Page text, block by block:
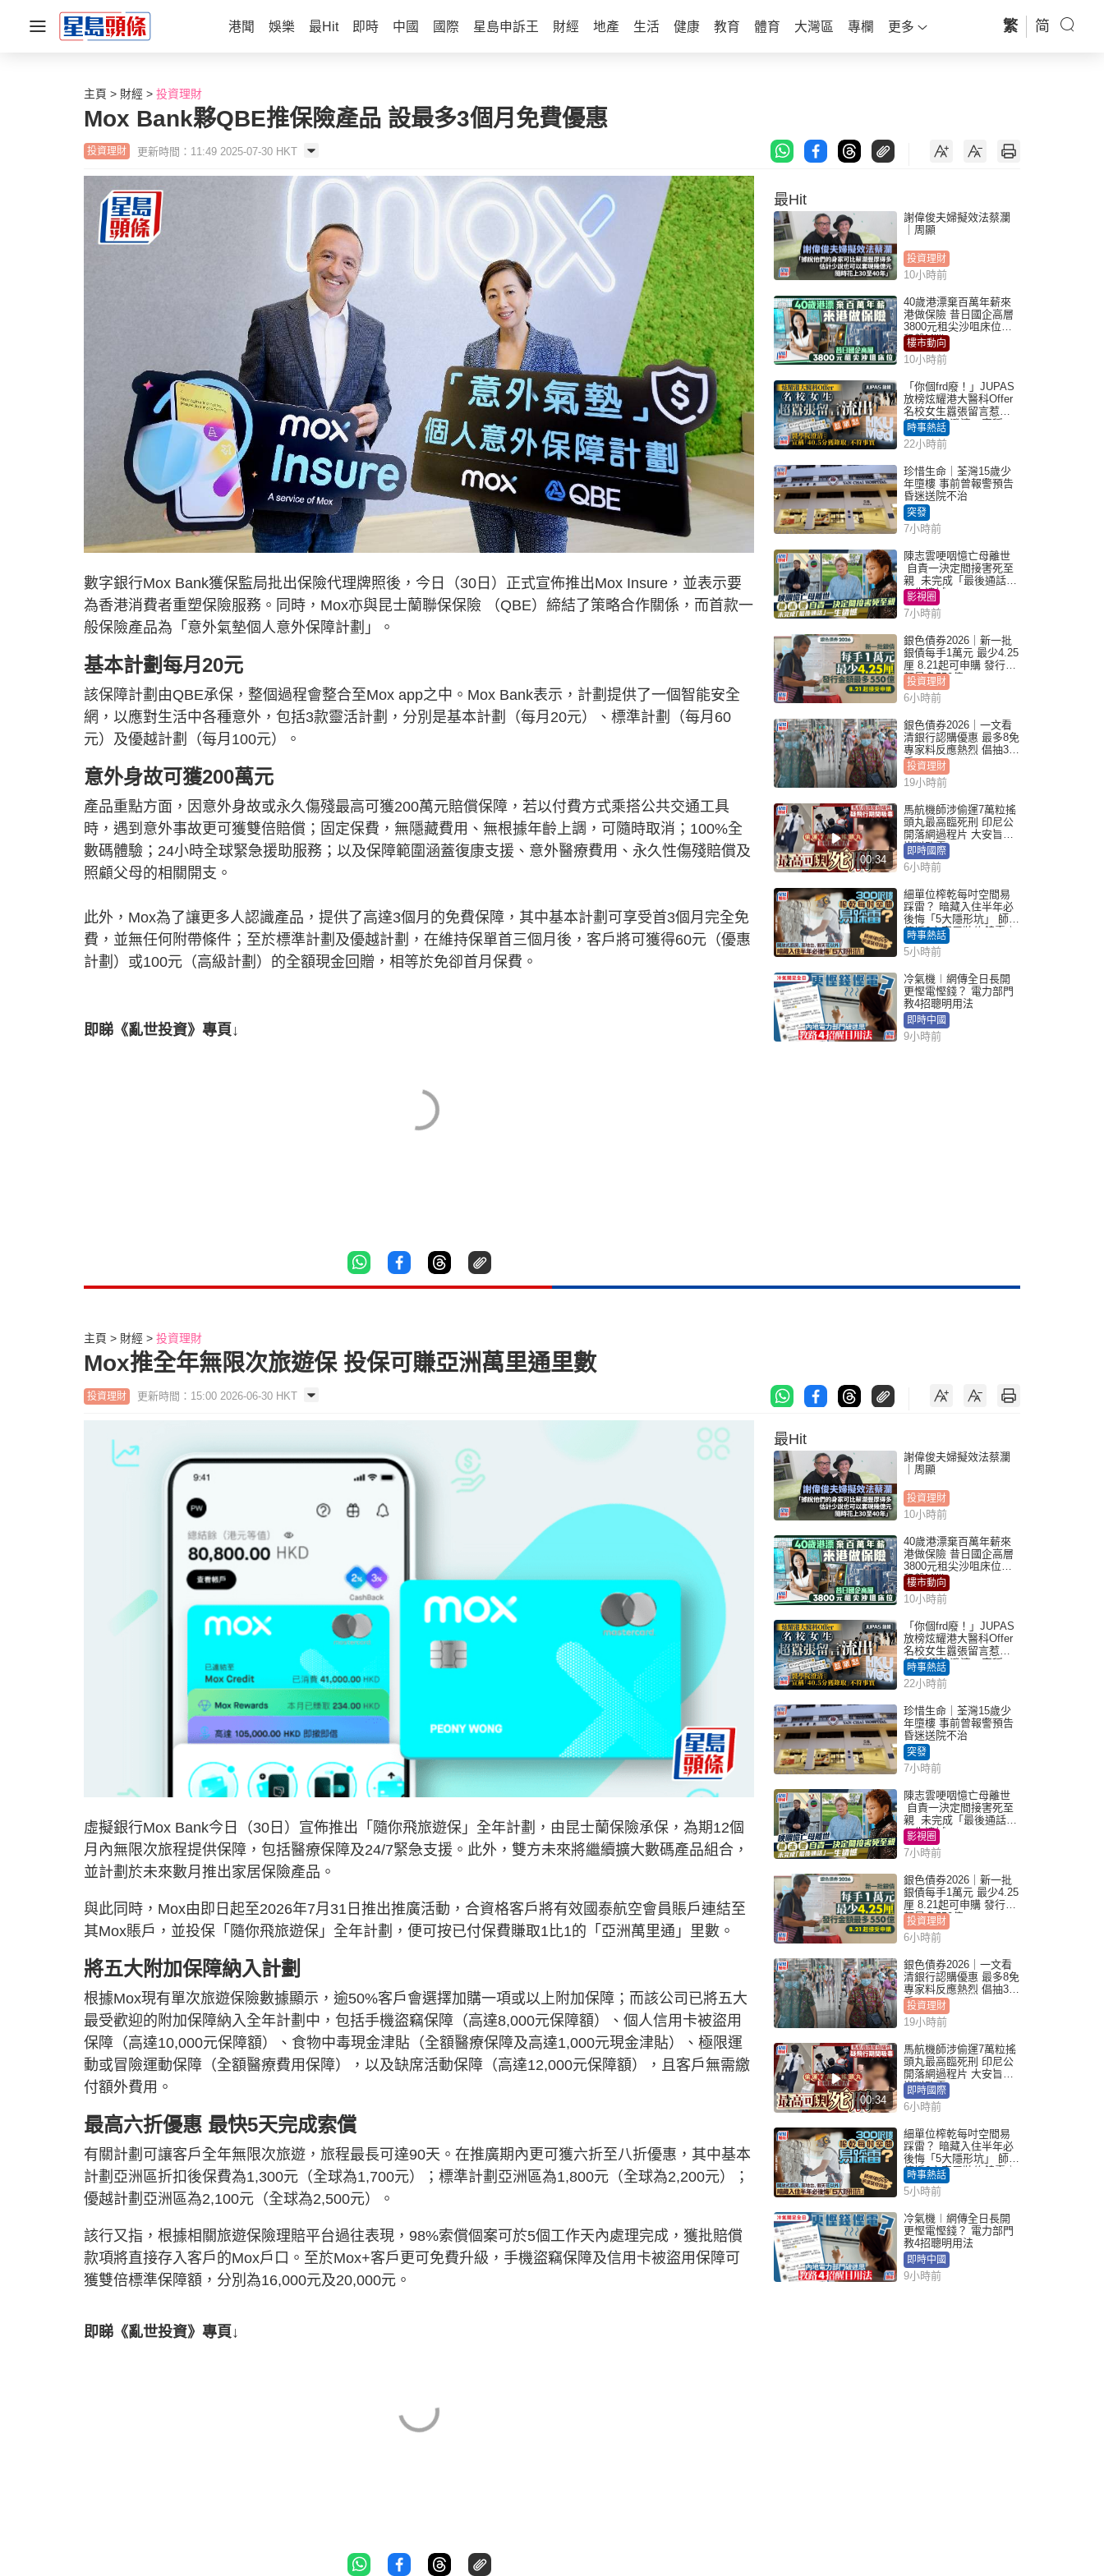
港聞 娛樂 最Hit 即時 中國 國際 星島申訴王 財經 地產 生活 健康 教育 體育 大灣區 專欄 更多 繁 简
主頁 財經 投資理財
Mox Bank夥QBE推保險產品 設最多3個月免費優惠
投資理財 更新時間：11:49 2025-07-30 HKT
數字銀行Mox Bank獲保監局批出保險代理牌照後，今日（30日）正式宣佈推出Mox Insure，並表示要
為香港消費者重塑保險服務。同時，Mox亦與昆士蘭聯保保險 （QBE）締結了策略合作關係，而首款一
般保險產品為「意外氣墊個人意外保障計劃」。
基本計劃每月20元
該保障計劃由QBE承保，整個過程會整合至Mox app之中。Mox Bank表示，計劃提供了一個智能安全
網，以應對生活中各種意外，包括3款靈活計劃，分別是基本計劃（每月20元）、標準計劃（每月60
元）及優越計劃（每月100元）。
意外身故可獲200萬元
產品重點方面，因意外身故或永久傷殘最高可獲200萬元賠償保障，若以付費方式乘搭公共交通工具
時，遇到意外事故更可獲雙倍賠償；固定保費，無隱藏費用、無根據年齡上調，可隨時取消；100%全
數碼體驗；24小時全球緊急援助服務；以及保障範圍涵蓋復康支援、意外醫療費用、永久性傷殘賠償及
照顧父母的相關開支。
此外，Mox為了讓更多人認識產品，提供了高達3個月的免費保障，其中基本計劃可享受首3個月完全免
費，並無任何附帶條件；至於標準計劃及優越計劃，在維持保單首三個月後，客戶將可獲得60元（優惠
計劃）或100元（高級計劃）的全額現金回贈，相等於免卻首月保費。
即睇《亂世投資》專頁↓
最Hit
謝偉俊夫婦擬效法蔡瀾
｜周顯
投資理財
10小時前
40歲港漂棄百萬年薪來
港做保險 昔日國企高層
3800元租尖沙咀床位｜
租盤Million
樓市動向
10小時前
「你個frd廢！」JUPAS
放榜炫耀港大醫科Offer
名校女生囂張留言惹眾
怒 醫學院澄清：宣稱
「40.5分獲錄取」不符事
實｜Juicy叮
時事熱話
22小時前
珍惜生命｜荃灣15歲少
年墮樓 事前曾報警預告
昏迷送院不治
突發
7小時前
陳志雲哽咽憶亡母離世
自責一決定間接害死至
親 未完成「最後通話」
一生遺憾
影視圈
7小時前
銀色債券2026｜新一批
銀債每手1萬元 最少4.25
厘 8.21起可申購 發行金
額最多550億
投資理財
6小時前
銀色債券2026｜一文看
清銀行認購優惠 最多8免
專家料反應熱烈 倡抽30
手
投資理財
19小時前
00:34
馬航機師涉偷運7萬粒搖
頭丸最高臨死刑 印尼公
開落網過程片 大安旨意
豈料敗露
即時國際
6小時前
細單位榨乾每吋空間易
踩雷？ 暗藏入住半年必
後悔「5大隱形坑」 師傅
傳授6字家居裝修錦囊｜
Juicy叮
時事熱話
5小時前
冷氣機︱網傳全日長開
更慳電慳錢？ 電力部門
教4招聰明用法
即時中國
9小時前
主頁 財經 投資理財
Mox推全年無限次旅遊保 投保可賺亞洲萬里通里數
投資理財 更新時間：15:00 2026-06-30 HKT
虛擬銀行Mox Bank今日（30日）宣佈推出「隨你飛旅遊保」全年計劃，由昆士蘭保險承保，為期12個
月內無限次旅程提供保障，包括醫療保障及24/7緊急支援。此外，雙方未來將繼續擴大數碼產品組合，
並計劃於未來數月推出家居保險產品。
與此同時，Mox由即日起至2026年7月31日推出推廣活動，合資格客戶將有效國泰航空會員賬戶連結至
其Mox賬戶，並投保「隨你飛旅遊保」全年計劃，便可按已付保費賺取1比1的「亞洲萬里通」里數。
將五大附加保障納入計劃
根據Mox現有單次旅遊保險數據顯示，逾50%客戶會選擇加購一項或以上附加保障；而該公司已將五大
最受歡迎的附加保障納入全年計劃中，包括手機盜竊保障（高達8,000元保障額）、個人信用卡被盜用
保障（高達10,000元保障額）、食物中毒現金津貼（全額醫療保障及高達1,000元現金津貼）、極限運
動或冒險運動保障（全額醫療費用保障），以及缺席活動保障（高達12,000元保障額），且客戶無需繳
付額外費用。
最高六折優惠 最快5天完成索償
有關計劃可讓客戶全年無限次旅遊，旅程最長可達90天。在推廣期內更可獲六折至八折優惠，其中基本
計劃亞洲區折扣後保費為1,300元（全球為1,700元）；標準計劃亞洲區為1,800元（全球為2,200元）；
優越計劃亞洲區為2,100元（全球為2,500元）。
該行又指，根據相關旅遊保險理賠平台過往表現，98%索償個案可於5個工作天內處理完成，獲批賠償
款項將直接存入客戶的Mox戶口。至於Mox+客戶更可免費升級，手機盜竊保障及信用卡被盜用保障可
獲雙倍標準保障額，分別為16,000元及20,000元。
即睇《亂世投資》專頁↓
最Hit
謝偉俊夫婦擬效法蔡瀾
｜周顯
投資理財
10小時前
40歲港漂棄百萬年薪來
港做保險 昔日國企高層
3800元租尖沙咀床位｜
租盤Million
樓市動向
10小時前
「你個frd廢！」JUPAS
放榜炫耀港大醫科Offer
名校女生囂張留言惹眾
怒 醫學院澄清：宣稱
「40.5分獲錄取」不符事
實｜Juicy叮
時事熱話
22小時前
珍惜生命｜荃灣15歲少
年墮樓 事前曾報警預告
昏迷送院不治
突發
7小時前
陳志雲哽咽憶亡母離世
自責一決定間接害死至
親 未完成「最後通話」
一生遺憾
影視圈
7小時前
銀色債券2026｜新一批
銀債每手1萬元 最少4.25
厘 8.21起可申購 發行金
額最多550億
投資理財
6小時前
銀色債券2026｜一文看
清銀行認購優惠 最多8免
專家料反應熱烈 倡抽30
手
投資理財
19小時前
00:34
馬航機師涉偷運7萬粒搖
頭丸最高臨死刑 印尼公
開落網過程片 大安旨意
豈料敗露
即時國際
6小時前
細單位榨乾每吋空間易
踩雷？ 暗藏入住半年必
後悔「5大隱形坑」 師傅
傳授6字家居裝修錦囊｜
Juicy叮
時事熱話
5小時前
冷氣機︱網傳全日長開
更慳電慳錢？ 電力部門
教4招聰明用法
即時中國
9小時前